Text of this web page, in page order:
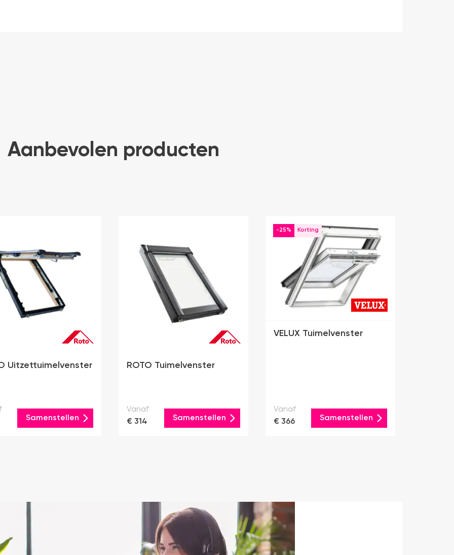
Aanbevolen producten
Uitzettuimelvenster
Samenstellen
ROTO Tuimelvenster
Vanaf
€ 314
Samenstellen
-25%
VELUX Tuimelvenster
Vanaf
€ 366
Samenstellen